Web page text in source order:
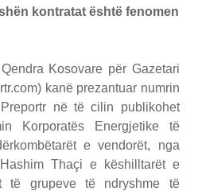
kontratat është fenomen
Kosovare për Gazetari
kanë prezantuar numrin
në të cilin publikohet
Korporatës Energjetike të
e vendorët, nga
Thaçi e këshilltarët e
të grupeve të ndryshme të